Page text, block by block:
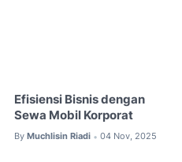
Efisiensi Bisnis dengan
Sewa Mobil Korporat
By Muchlisin Riadi • 04 Nov, 2025